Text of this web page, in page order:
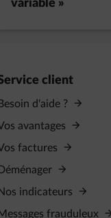
variable »
client
Besoin d'aide ?
avantages
factures
Déménager
Nos indicateurs
Messages frauduleux